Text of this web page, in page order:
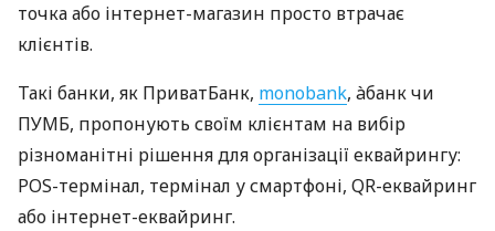
точка або інтернет-магазин просто втрачає
клієнтів.
Такі банки, як ПриватБанк, monobank, àбанк чи
ПУМБ, пропонують своїм клієнтам на вибір
різноманітні рішення для організації еквайрингу:
POS-термінал, термінал у смартфоні, QR-еквайринг
або інтернет-еквайринг.